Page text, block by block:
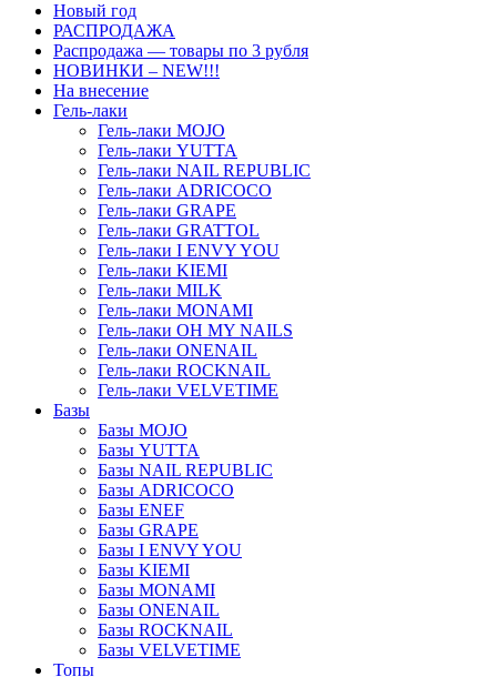
Новый год
РАСПРОДАЖА
Распродажа — товары по 3 рубля
НОВИНКИ – NEW!!!
На внесение
Гель-лаки
Гель-лаки MOJO
Гель-лаки YUTTA
Гель-лаки NAIL REPUBLIC
Гель-лаки ADRICOCO
Гель-лаки GRAPE
Гель-лаки GRATTOL
Гель-лаки I ENVY YOU
Гель-лаки KIEMI
Гель-лаки MILK
Гель-лаки MONAMI
Гель-лаки OH MY NAILS
Гель-лаки ONENAIL
Гель-лаки ROCKNAIL
Гель-лаки VELVETIME
Базы
Базы MOJO
Базы YUTTA
Базы NAIL REPUBLIC
Базы ADRICOCO
Базы ENEF
Базы GRAPE
Базы I ENVY YOU
Базы KIEMI
Базы MONAMI
Базы ONENAIL
Базы ROCKNAIL
Базы VELVETIME
Топы